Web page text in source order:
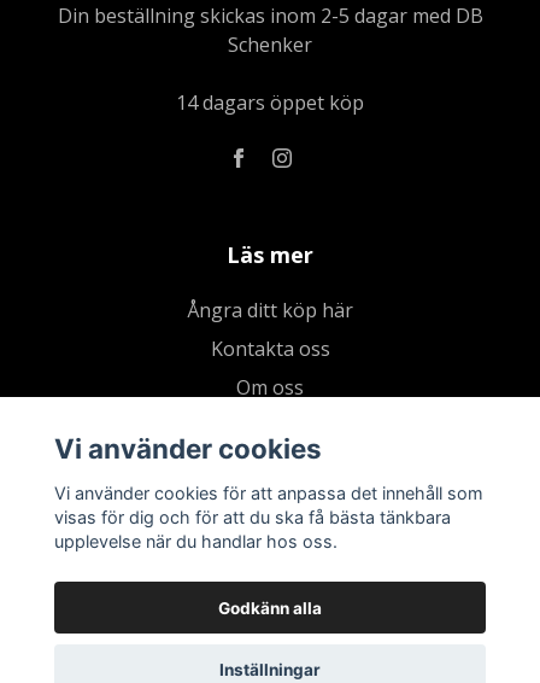
Din beställning skickas inom 2-5 dagar med DB
Schenker
14 dagars öppet köp
Läs mer
Ångra ditt köp här
Kontakta oss
Om oss
Kundklubb
Presentkort
Vi använder cookies
Vi använder cookies för att anpassa det innehåll som
visas för dig och för att du ska få bästa tänkbara
upplevelse när du handlar hos oss.
Godkänn alla
Inställningar